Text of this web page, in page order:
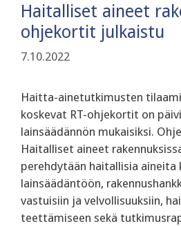
Haitalliset aineet
ohjekortit julkaistu
7.10.2022
Haitta-ainetutkimusten
koskevat RT-ohjekortit on
lainsäädännön mukaisiksi.
Haitalliset aineet
perehdytään haitallisia aineita
lainsäädäntöön,
vastuisiin ja velvollisuuksiin,
teettämiseen sekä